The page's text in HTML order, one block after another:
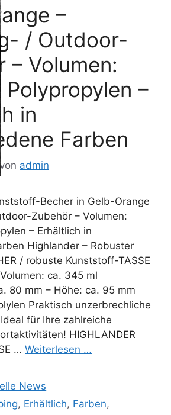
–
/ Outdoor-
– Volumen:
–
in
Farben
von admin
Becher in Gelb-Orange
Zubehör – Volumen:
– Erhältlich in
Highlander – Robuster
/ robuste Kunststoff-TASSE
ca. 345 ml
80 mm – Höhe: ca. 95 mm
Praktisch unzerbrechliche
für Ihre zahlreiche
HIGHLANDER
… Weiterlesen …
News
, Erhältlich, Farben,